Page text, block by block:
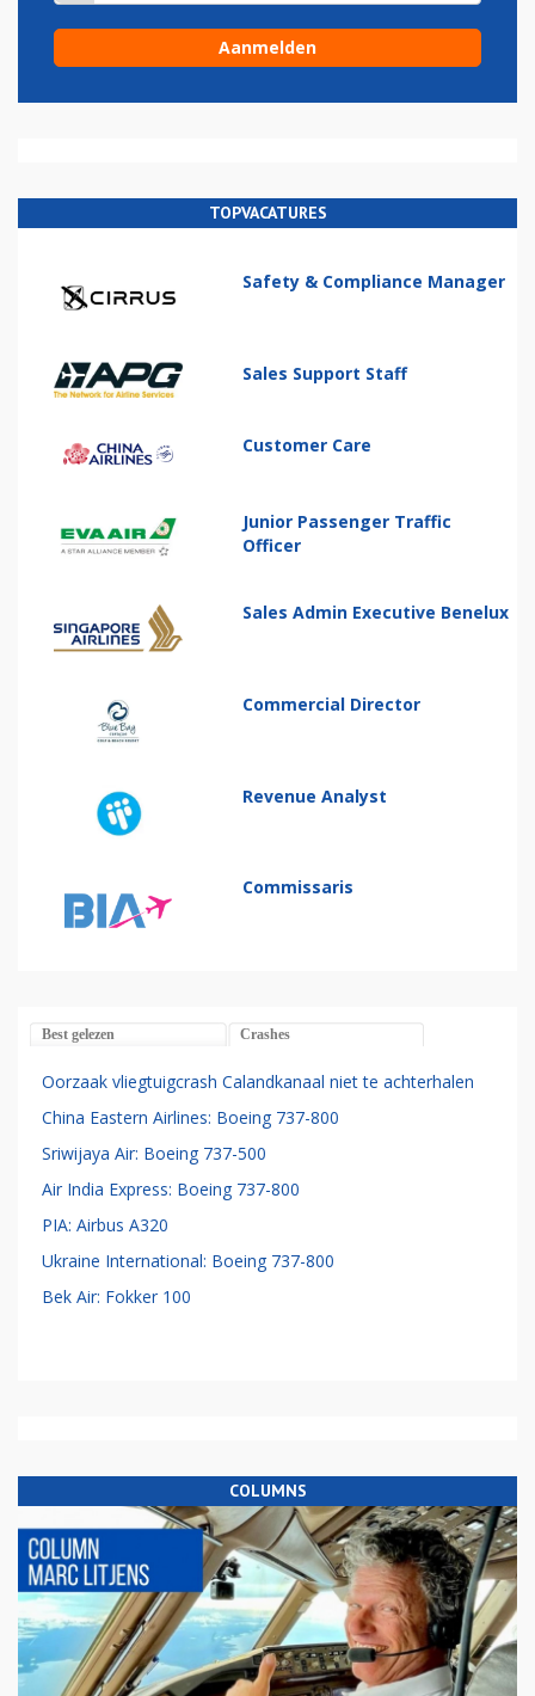
TOPVACATURES
Safety & Compliance Manager
Sales Support Staff
Customer Care
Junior Passenger Traffic
Officer
Sales Admin Executive Benelux
Commercial Director
Revenue Analyst
Commissaris
Best gelezen Crashes
Oorzaak vliegtuigcrash Calandkanaal niet te achterhalen
China Eastern Airlines: Boeing 737-800
Sriwijaya Air: Boeing 737-500
Air India Express: Boeing 737-800
PIA: Airbus A320
Ukraine International: Boeing 737-800
Bek Air: Fokker 100
COLUMNS